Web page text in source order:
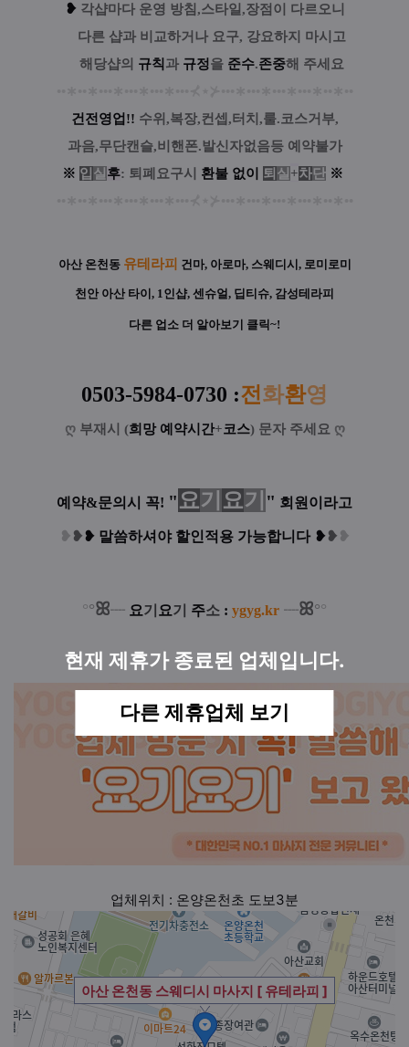
현재 제휴가 종료된 업체입니다.
다른 제휴업체 보기
❥ 각샵마다 운영 방침,스타일,장점이 다르오니
다른 샵과 비교하거나 요구, 강요하지 마시고
해당샵의 규칙 과 규정을 준수.존중해 주세요
건전영업!! 수위,복장,컨셉,터치,룰.코스거부,
과음,무단캔슬,비핸폰.발신자없음등 예약불가
※ 입 실 후: 퇴폐요구시 환불 없이 퇴 실 +차단 ※
아산 온천동 유테라피 건마, 아로마, 스웨디시, 로미로미
천안 아산 타이, 1인샵, 센슈얼, 딥티슈, 감성테라피
다른 업소 더 알아보기 클릭~!
0503-5984-0730 :전화환영
ღ 부재시 (희망 예약시간+코스) 문자 주세요 ღ
예약&문의시 꼭! "요기 요기 " 회원이라고
❥ ❥❥ 말씀하셔야 할인적용 가능합니다 ❥❥ ❥
°°ꕤ┈ 요기 요기 주소 : ygyg.kr ┈ꕤ°°
업체위치 : 온양온천초 도보3분
아산 온천동 스웨디시 마사지 [ 유테라피 ]